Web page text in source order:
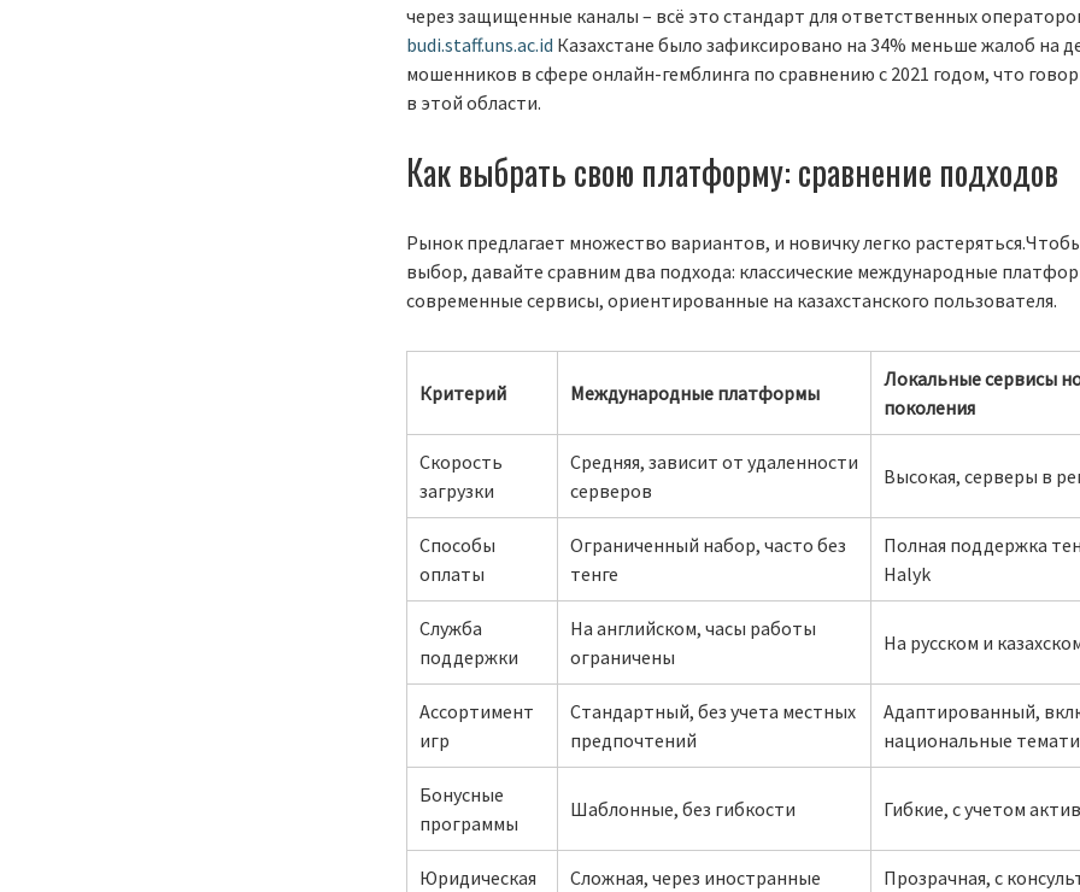
через защищенные каналы – всё это стандарт для ответственных
budi.staff.uns.ac.id Казахстане было зафиксировано на 34% меньше жалоб на
мошенников в сфере онлайн-гемблинга по сравнению с 2021 годом, что
в этой области.
Как выбрать свою платформу: сравнение подходов
Рынок предлагает множество вариантов, и новичку легко
выбор, давайте сравним два подхода: классические международные
современные сервисы, ориентированные на казахстанского пользователя.
Критерий Международные платформы
Локальные сервисы
поколения
Скорость
загрузки
Средняя, зависит от удаленности
серверов
Высокая, серверы в
Способы
оплаты
Ограниченный набор, часто без
тенге
Полная поддержка
Halyk
Служба
поддержки
На английском, часы работы
ограничены
На русском и
Ассортимент
игр
Стандартный, без учета местных
предпочтений
Адаптированный,
национальные
Бонусные
программы
Шаблонные, без гибкости Гибкие, с учетом
Юридическая Сложная, через иностранные Прозрачная, с